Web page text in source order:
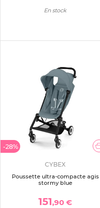
En stock
-28%
CYBEX
Poussette ultra-compacte agis
stormy blue
151,90 €